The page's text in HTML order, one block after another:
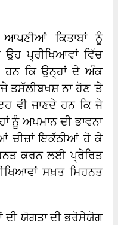
ਕਿਤਾਬਾਂ ਨੂੰ
ਪ੍ਰੀਖਿਆਵਾਂ ਵਿੱਚ
ਹਨ ਕਿ ਉਨ੍ਹਾਂ ਦੇ ਅੰਕ
ਤਸੱਲੀਬਖਸ਼ ਨਾ ਹੋਣ ‘ਤੇ
ਵੀ ਜਾਣਦੇ ਹਨ ਕਿ ਜੇ
ਨੂੰ ਅਪਮਾਨ ਦੀ ਭਾਵਨਾ
ਚੀਜ਼ਾਂ ਇਕੱਠੀਆਂ ਹੋ ਕੇ
ਕਰਨ ਲਈ ਪ੍ਰੇਰਿਤ
ਸਖ਼ਤ ਮਿਹਨਤ
ਦੀ ਯੋਗਤਾ ਦੀ ਭਰੋਸੇਯੋਗ